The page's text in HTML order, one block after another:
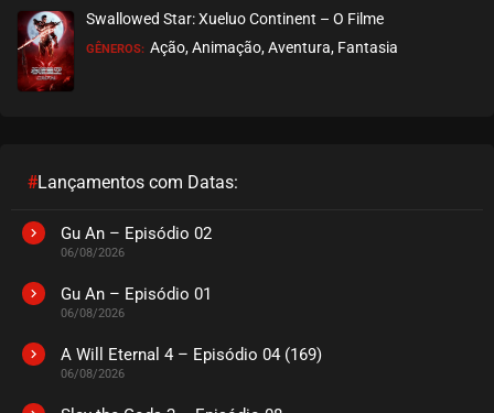
Swallowed Star: Xueluo Continent – O Filme
GÊNEROS: Ação, Animação, Aventura, Fantasia
#Lançamentos com Datas:
Gu An – Episódio 02
06/08/2026
Gu An – Episódio 01
06/08/2026
A Will Eternal 4 – Episódio 04 (169)
06/08/2026